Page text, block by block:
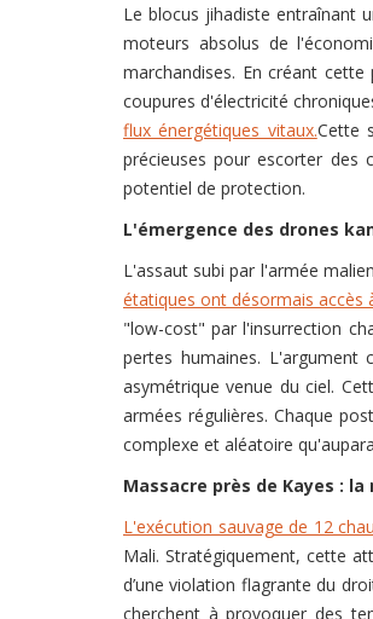
Le blocus jihadiste entraînant
moteurs absolus de
marchandises. En créant
coupures d'électricité
flux énergétiques vitaux.Cette
précieuses pour escorter des
potentiel de protection.
L'émergence des drones
L'assaut subi par l'armée
étatiques ont désormais accès
"low-cost" par l'insurrection
pertes humaines. L'argument
asymétrique venue du ciel.
armées régulières. Chaque
complexe et aléatoire
Massacre près de Kayes :
L'exécution sauvage de 12
Mali. Stratégiquement, cette
d’une violation flagrante du
cherchent à provoquer des